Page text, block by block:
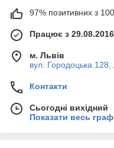
97% позитивних з
Працює з 29.08.2016
м. Львів
вул. Городоцька 128,
Контакти
Сьогодні вихідний
Показати весь